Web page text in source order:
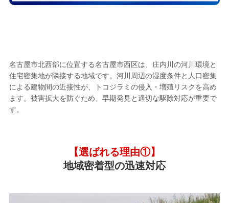
名古屋市北西部に位置する名古屋市西区は、庄内川の河川環境と
住宅密集地が隣接する地域です。河川周辺の湿度条件と人口密集
による建物間の近接性が、トコジラミの侵入・増殖リスクを高め
ます。被害拡大を防ぐため、早期発見と適切な駆除対応が重要で
す。
【選ばれる理由①】
地域密着型の迅速対応